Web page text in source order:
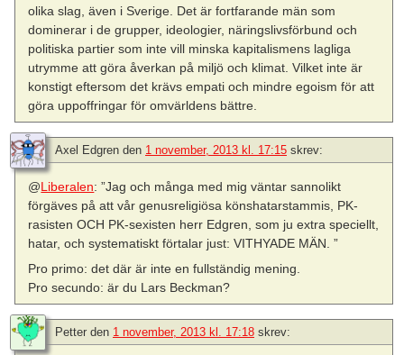
olika slag, även i Sverige. Det är fortfarande män som
dominerar i de grupper, ideologier, näringslivsförbund och
politiska partier som inte vill minska kapitalismens lagliga
utrymme att göra åverkan på miljö och klimat. Vilket inte är
konstigt eftersom det krävs empati och mindre egoism för att
göra uppoffringar för omvärldens bättre.
Axel Edgren den 1 november, 2013 kl. 17:15 skrev:
@Liberalen: ”Jag och många med mig väntar sannolikt
förgäves på att vår genusreligiösa könshatarstammis, PK-
rasisten OCH PK-sexisten herr Edgren, som ju extra speciellt,
hatar, och systematiskt förtalar just: VITHYADE MÄN. ”
Pro primo: det där är inte en fullständig mening.
Pro secundo: är du Lars Beckman?
Petter den 1 november, 2013 kl. 17:18 skrev: